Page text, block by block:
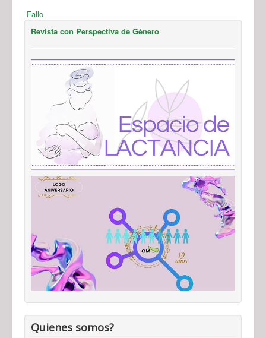
Fallo
Revista con Perspectiva de Género
Quienes somos?